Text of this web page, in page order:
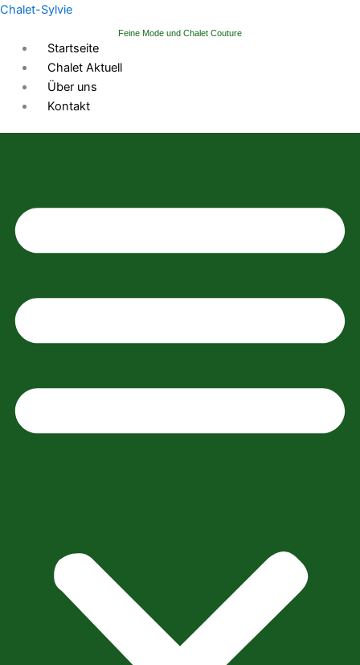
Zum
springen
Chalet-Sylvie
Feine Mode und Chalet Couture
Startseite
Chalet Aktuell
Über uns
Kontakt